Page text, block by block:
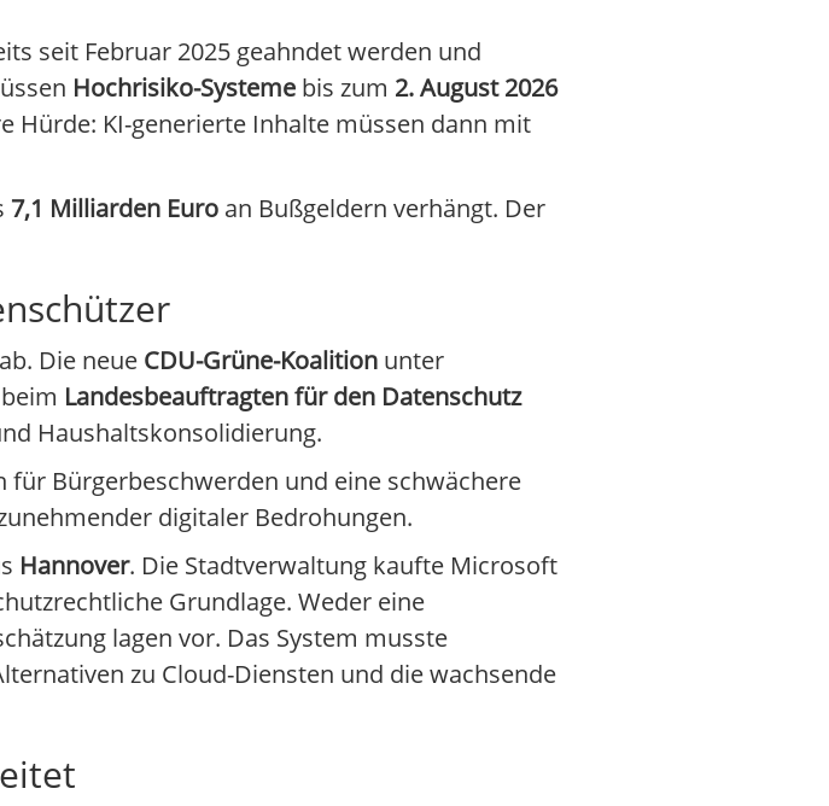
seit Februar 2025 geahndet werden und
Hochrisiko-Systeme bis zum 2. August 2026
Hürde: KI-generierte Inhalte müssen dann mit
7,1 Milliarden Euro an Bußgeldern verhängt. Der
Die neue CDU-Grüne-Koalition unter
Landesbeauftragten für den Datenschutz
Haushaltskonsolidierung.
Bürgerbeschwerden und eine schwächere
digitaler Bedrohungen.
Hannover. Die Stadtverwaltung kaufte Microsoft
Grundlage. Weder eine
lagen vor. Das System musste
zu Cloud-Diensten und die wachsende